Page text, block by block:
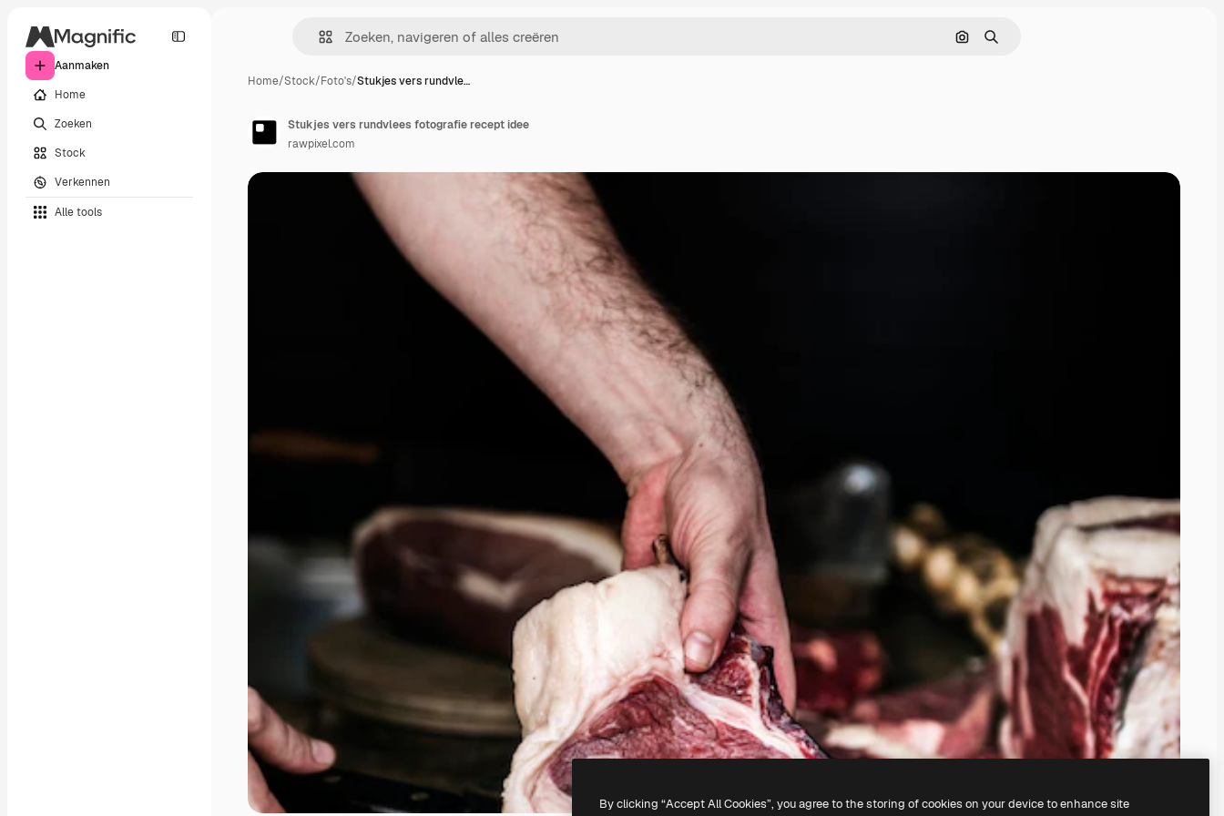
Aanmaken
Home
Zoeken
Stock
Verkennen
Alle tools
Zoeken op afbeelding
Zoeken
Home/Stock/Foto's/Stukjes vers rundvle…
Stukjes vers rundvlees fotografie recept idee
rawpixel.com
By clicking “Accept All Cookies”, you agree to the storing of cookies on your device to enhance site